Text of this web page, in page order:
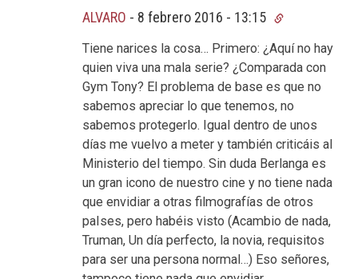
ALVARO - 8 febrero 2016 - 13:15
Tiene narices la cosa… Primero: ¿Aquí no hay
quien viva una mala serie? ¿Comparada con
Gym Tony? El problema de base es que no
sabemos apreciar lo que tenemos, no
sabemos protegerlo. Igual dentro de unos
días me vuelvo a meter y también criticáis al
Ministerio del tiempo. Sin duda Berlanga es
un gran icono de nuestro cine y no tiene nada
que envidiar a otras filmografías de otros
paIses, pero habéis visto (Acambio de nada,
Truman, Un día perfecto, la novia, requisitos
para ser una persona normal…) Eso señores,